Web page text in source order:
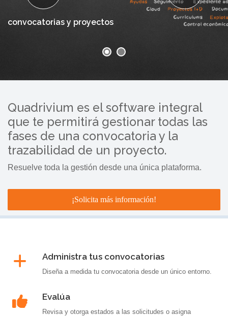
convocatorias y proyectos
Quadrivium es el software integral
que te permitirá gestionar todas las
fases de una convocatoria y la
trazabilidad de un proyecto.
Resuelve toda la gestión desde una única plataforma.
¡Solicita más información!
Administra tus convocatorias
Diseña a medida tu convocatoria desde un único entorno.
Evalúa
Revisa y otorga estados a las solicitudes o asigna